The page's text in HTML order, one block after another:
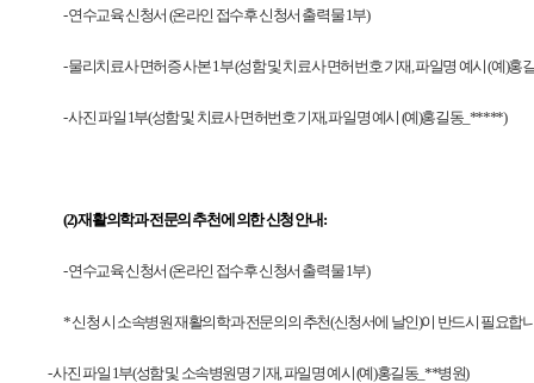
-연수교육 신청서 (온라인 접수후 신청서 출력물 1부)
-물리치료사 면허증 사본 1부 (성함 및 치료사 면허번호 기재, 파일명 예시 (예)홍
-사진 파일 1부(성함 및 치료사 면허번호 기재, 파일명 예시 (예)홍길동_*****)
(2)재활의학과 전문의 추천에 의한 신청 안내:
-연수교육 신청서 (온라인 접수후 신청서 출력물 1부)
* 신청 시 소속병원 재활의학과 전문의의 추천(신청서에 날인)이 반드시 필요합
-사진 파일 1부(성함 및 소속병원명 기재, 파일명 예시 (예)홍길동_**병원)